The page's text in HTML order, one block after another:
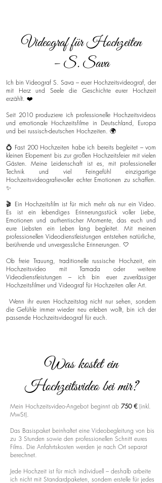
Videograf für Hochzeiten
– S. Sava
Ich bin Videograf S. Sava – euer Hochzeitsvideograf, der
mit Herz und Seele die Geschichte eurer Hochzeit
erzählt. ❤️
Seit 2010 produziere ich professionelle Hochzeitsvideos
und emotionale Hochzeitsfilme in Deutschland, Europa
und bei russisch-deutschen Hochzeiten. 🌍
💍 Fast 200 Hochzeiten habe ich bereits begleitet – vom
kleinen Elopement bis zur großen Hochzeitsfeier mit vielen
Gästen. Meine Leidenschaft ist es, mit professioneller
Technik und viel Feingefühl einzigartige
Hochzeitsvideografievoller echter Emotionen zu schaffen.
✨
🎬 Ein Hochzeitsfilm ist für mich mehr als nur ein Video.
Es ist ein lebendiges Erinnerungsstück voller Liebe,
Emotionen und authentischer Momente, das euch und
eure Liebsten ein Leben lang begleitet. Mit meinen
professionellen Videodienstleistungen entstehen natürliche,
berührende und unvergessliche Erinnerungen. 🤍
Ob freie Trauung, traditionelle russische Hochzeit, ein
Hochzeitsvideo mit Tamada oder weitere
Videodienstleistungen – ich bin euer zuverlässiger
Hochzeitsfilmer und Videograf für Hochzeiten aller Art.
Wenn ihr euren Hochzeitstag nicht nur sehen, sondern
die Gefühle immer wieder neu erleben wollt, bin ich der
passende Hochzeitsvideograf für euch.
Was kostet ein
Hochzeitsvideo bei mir?
Mein Hochzeitsvideo-Angebot beginnt ab 750 € (inkl.
MwSt).
Das Basispaket beinhaltet eine Videobegleitung von bis
zu 3 Stunden sowie den professionellen Schnitt eures
Films. Die Anfahrtskosten werden je nach Ort separat
berechnet.
Jede Hochzeit ist für mich individuell – deshalb arbeite
ich nicht mit Standardpaketen, sondern erstelle für jedes